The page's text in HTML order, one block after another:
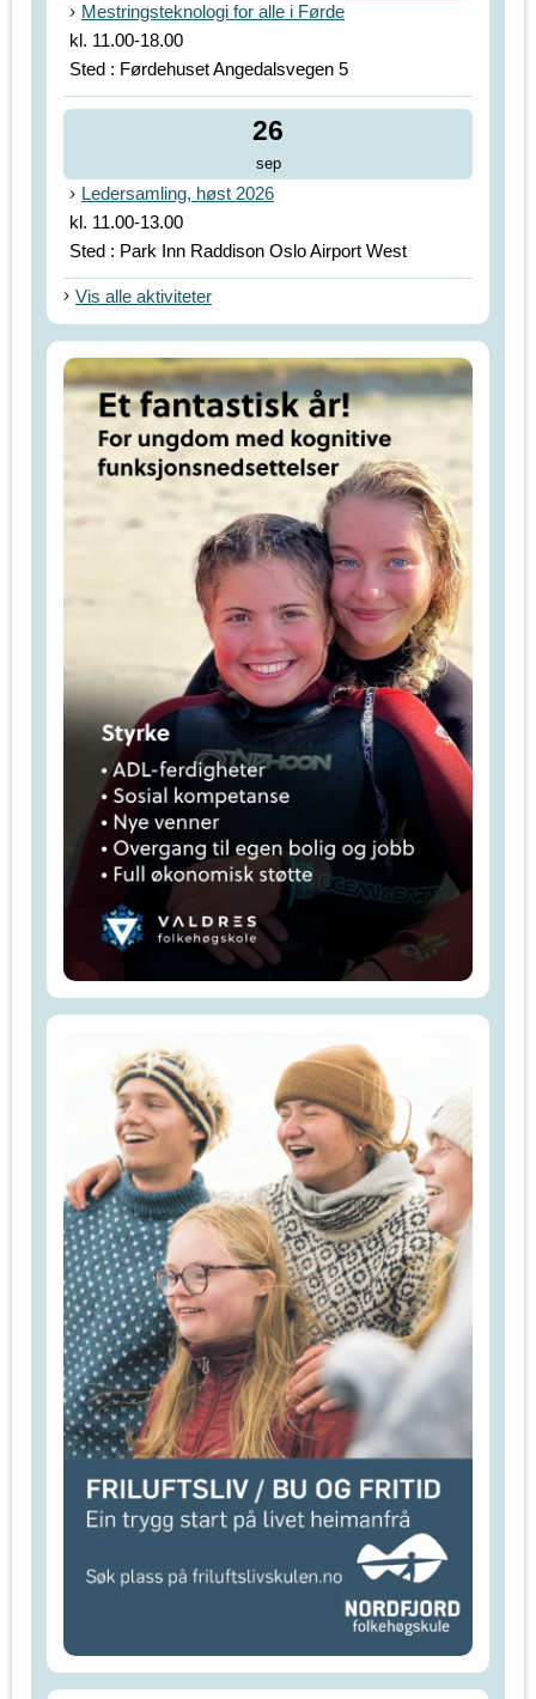
Mestringsteknologi for alle i Førde
kl. 11.00-18.00
Sted : Førdehuset Angedalsvegen 5
26
sep
Ledersamling, høst 2026
kl. 11.00-13.00
Sted : Park Inn Raddison Oslo Airport West
Vis alle aktiviteter